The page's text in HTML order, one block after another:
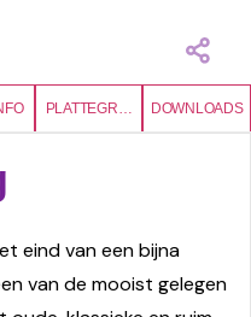
PLATTEGRONDENDOWNLOADS
eind van een bijna
van de mooist gelegen